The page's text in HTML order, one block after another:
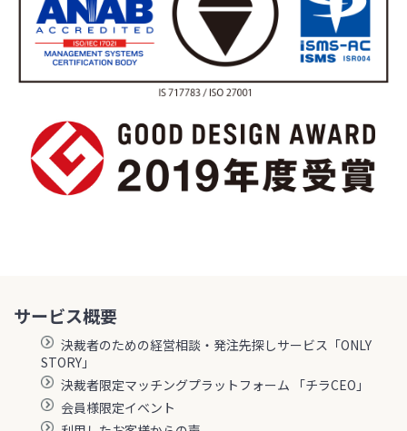
サービス概要
決裁者のための経営相談・発注先探しサービス「ONLY
STORY」
決裁者限定マッチングプラットフォーム 「チラCEO」
会員様限定イベント